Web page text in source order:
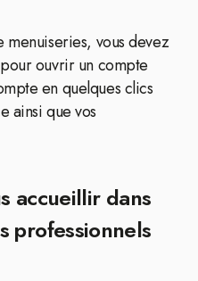
menuiseries, vous devez
ouvrir un compte
en quelques clics
ainsi que vos
accueillir dans
professionnels